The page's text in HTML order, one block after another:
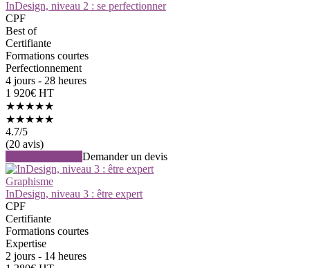
InDesign, niveau 2 : se perfectionner
CPF
Best of
Certifiante
Formations courtes
Perfectionnement
4 jours - 28 heures
1 920€ HT
★★★★★
★★★★★
4.7/5
(20 avis)
Demander un devis
Graphisme
InDesign, niveau 3 : être expert
CPF
Certifiante
Formations courtes
Expertise
2 jours - 14 heures